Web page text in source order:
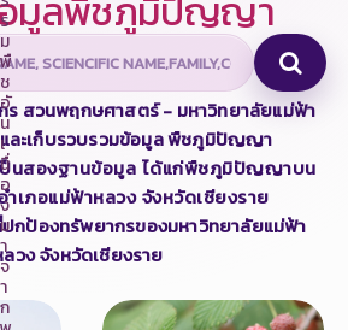
ร
ม
พื
ช
อั
น
เ
นื่
อ
ง
ม
า
จ
า
ก
มูลพืชภูมิปัญญา
ร สวนพฤกษศาสตร์ - มหาวิทยาลัยแม่ฟ้า
และเก็บรวบรวมข้อมูล พืชภูมิปัญญา
ป็นสองฐานข้อมูล ได้แก่พืชภูมิปัญญาบน
เภอแม่ฟ้าหลวง จังหวัดเชียงราย
กป้องทรัพยากรของมหาวิทยาลัยแม่ฟ้า
วง จังหวัดเชียงราย